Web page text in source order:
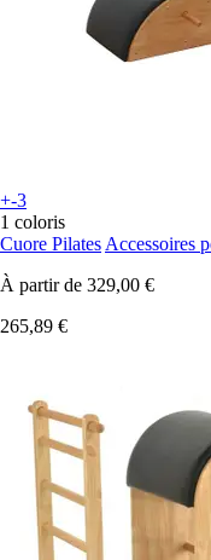
+-3
1 coloris
Cuore Pilates Accessoires
À partir de 329,00 €
265,89 €